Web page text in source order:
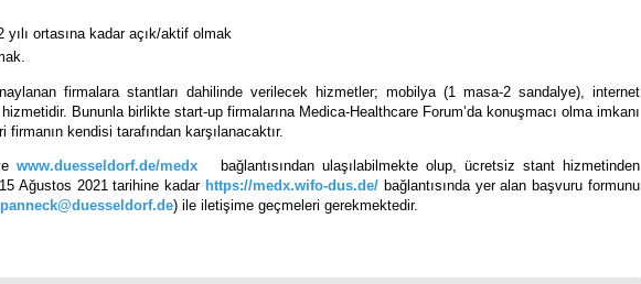
ortasına kadar açık/aktif olmak
firmalara stantları dahilinde verilecek hizmetler; mobilya (1 masa-2 sandalye), internet
Bununla birlikte start-up firmalarına Medica-Healthcare Forum’da konuşmacı olma imkanı
kendisi tarafından karşılanacaktır.
www.duesseldorf.de/medx
bağlantısından ulaşılabilmekte olup, ücretsiz stant hizmetinden
Ağustos 2021 tarihine kadar https://medx.wifo-dus.de/ bağlantısında yer alan başvuru formunu
) ile iletişime geçmeleri gerekmektedir.